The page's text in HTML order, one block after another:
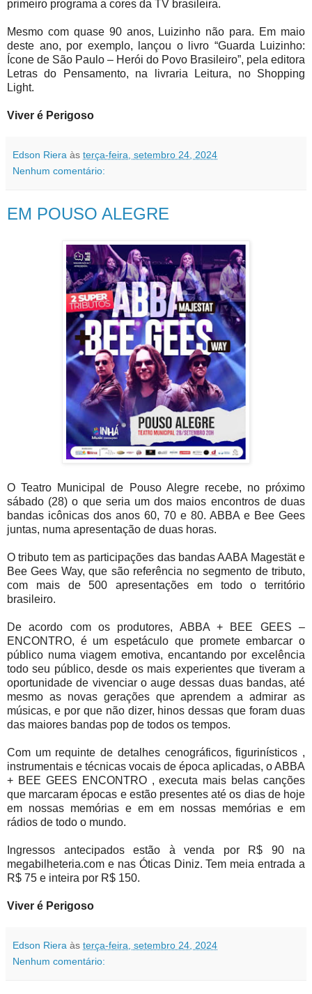
primeiro programa a cores da TV brasileira.
Mesmo com quase 90 anos, Luizinho não para. Em maio
deste ano, por exemplo, lançou o livro “Guarda Luizinho:
Ícone de São Paulo – Herói do Povo Brasileiro”, pela editora
Letras do Pensamento, na livraria Leitura, no Shopping
Light.
Viver é Perigoso
Edson Riera às terça-feira, setembro 24, 2024
Nenhum comentário:
EM POUSO ALEGRE
O Teatro Municipal de Pouso Alegre recebe, no próximo
sábado (28) o que seria um dos maios encontros de duas
bandas icônicas dos anos 60, 70 e 80. ABBA e Bee Gees
juntas, numa apresentação de duas horas.
O tributo tem as participações das bandas AABA Magestät e
Bee Gees Way, que são referência no segmento de tributo,
com mais de 500 apresentações em todo o território
brasileiro.
De acordo com os produtores, ABBA + BEE GEES –
ENCONTRO, é um espetáculo que promete embarcar o
público numa viagem emotiva, encantando por excelência
todo seu público, desde os mais experientes que tiveram a
oportunidade de vivenciar o auge dessas duas bandas, até
mesmo as novas gerações que aprendem a admirar as
músicas, e por que não dizer, hinos dessas que foram duas
das maiores bandas pop de todos os tempos.
Com um requinte de detalhes cenográficos, figurinísticos ,
instrumentais e técnicas vocais de época aplicadas, o ABBA
+ BEE GEES ENCONTRO , executa mais belas canções
que marcaram épocas e estão presentes até os dias de hoje
em nossas memórias e em em nossas memórias e em
rádios de todo o mundo.
Ingressos antecipados estão à venda por R$ 90 na
megabilheteria.com e nas Óticas Diniz. Tem meia entrada a
R$ 75 e inteira por R$ 150.
Viver é Perigoso
Edson Riera às terça-feira, setembro 24, 2024
Nenhum comentário: